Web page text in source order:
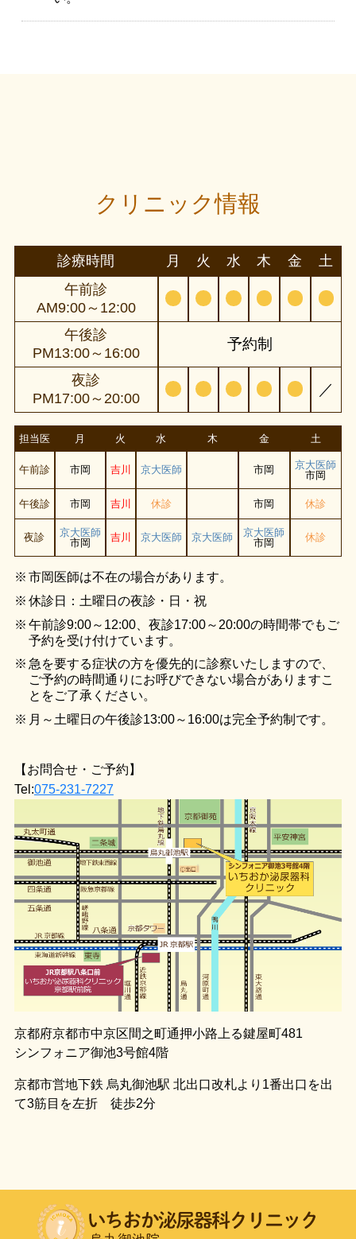
クリニック情報
診療時間 月 火 水 木 金
土
午前診
AM9:00～12:00
午後診
PM13:00～16:00
予約制
夜診
PM17:00～20:00
／
担当医 月 火 水 木 金 土
午前診 市岡 吉川 京大医師 市岡
京大医師
市岡
午後診 市岡 吉川 休診 市岡 休診
夜診
京大医師
市岡
吉川 京大医師 京大医師
京大医師
市岡
休診
市岡医師は不在の場合があります。
休診日：土曜日の夜診・日・祝
午前診9:00～12:00、夜診17:00～20:00の時間帯でもご
予約を受け付けています。
急を要する症状の方を優先的に診察いたしますので、
ご予約の時間通りにお呼びできない場合がありますこ
とをご了承ください。
月～土曜日の午後診13:00～16:00は完全予約制です。
【お問合せ・ご予約】
Tel:075-231-7227
京都府京都市中京区間之町通押小路上る鍵屋町481
シンフォニア御池3号館4階
京都市営地下鉄 烏丸御池駅 北出口改札より1番出口を出
て3筋目を左折 徒歩2分